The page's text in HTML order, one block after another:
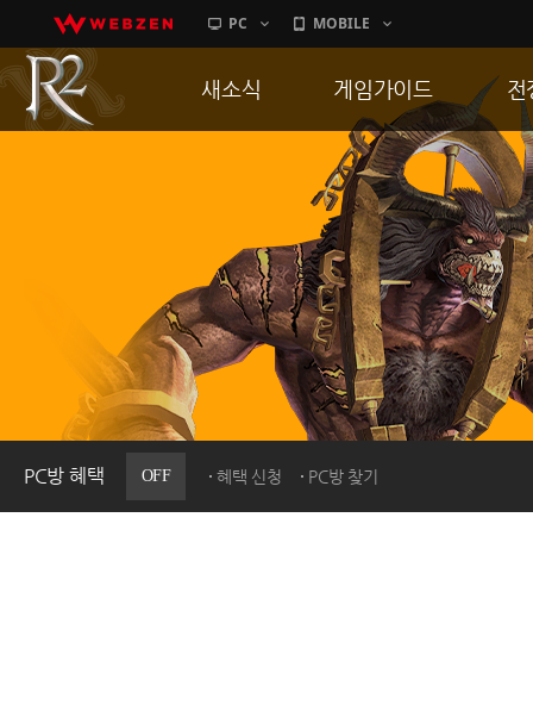
PC MOBILE
PC방 혜택 OFF 혜택 신청 PC방 찾기
새소식
이벤트
히스토리
PC방으로간다
게임가이드
게임 특징
서버가이드
신병훈련소
세부가이드
통합보급센터
전
통
공